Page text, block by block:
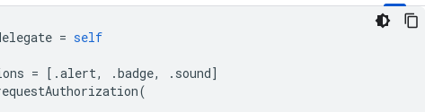
= self
= [.alert, .badge, . sound]
(